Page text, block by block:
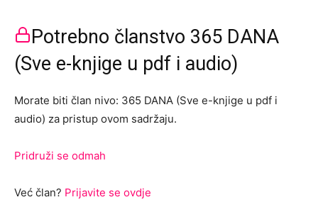
Potrebno članstvo 365 DANA
(Sve e-knjige u pdf i audio)
Morate biti član nivo: 365 DANA (Sve e-knjige u pdf i
audio) za pristup ovom sadržaju.
Pridruži se odmah
Već član? Prijavite se ovdje